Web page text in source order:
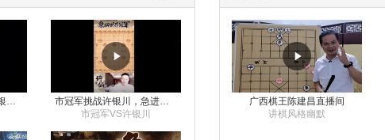
市冠军VS许银川
广西棋王陈建昌直播间
讲棋风格幽默